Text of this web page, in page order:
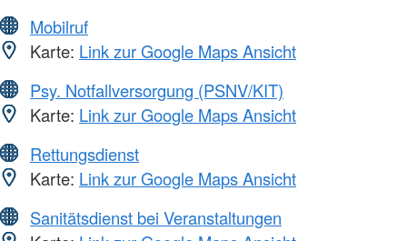
Mobilruf
Karte: Link zur Google Maps Ansicht
Psy. Notfallversorgung (PSNV/KIT)
Karte: Link zur Google Maps Ansicht
Rettungsdienst
Karte: Link zur Google Maps Ansicht
Sanitätsdienst bei Veranstaltungen